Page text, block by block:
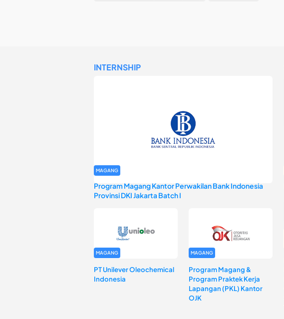
INTERNSHIP
MAGANG
Program Magang Kantor Perwakilan Bank Indonesia
Provinsi DKI Jakarta Batch I
MAGANG
PT Unilever Oleochemical
Indonesia
MAGANG
Program Magang &
Program Praktek Kerja
Lapangan (PKL) Kantor
OJK